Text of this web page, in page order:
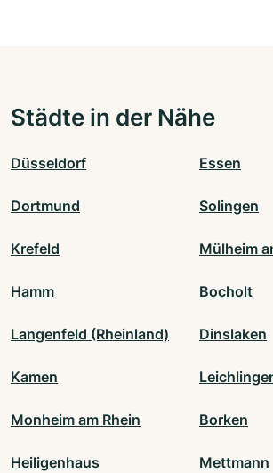
Städte in der Nähe
Düsseldorf Essen
Dortmund Solingen
Krefeld Mülheim
Hamm Bocholt
Langenfeld (Rheinland) Dinslaken
Kamen
Monheim am Rhein Borken
Heiligenhaus Mettmann